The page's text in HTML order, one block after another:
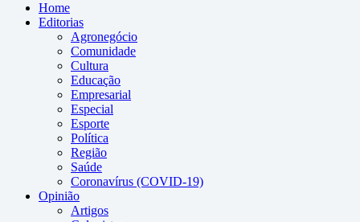
Home
Editorias
Agronegócio
Comunidade
Cultura
Educação
Empresarial
Especial
Esporte
Política
Região
Saúde
Coronavírus (COVID-19)
Opinião
Artigos